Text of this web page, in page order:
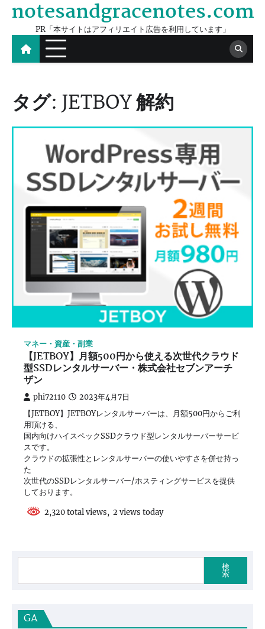
Skip
content
notesandgracenotes.com
PR「本サイトはアフィリエイト広告を利用しています」
タグ:JETBOY 解約
マネー・資産・副業
【JETBOY】月額500円から使える次世代クラウド
型SSDレンタルサーバー・株式会社セブンアーチ
ザン
phi72110 2023年4月7日
【JETBOY】JETBOYレンタルサーバーは、月額500円からご利
用頂ける、
国内向けハイスペックSSDクラウド型レンタルサーバーサービ
スです。
クラウドの拡張性とレンタルサーバーの使いやすさを併せ持っ
た
次世代のSSDレンタルサーバー/ホスティングサービスを提供
しております。
2,320 total views, 2 views today
検
索
GA